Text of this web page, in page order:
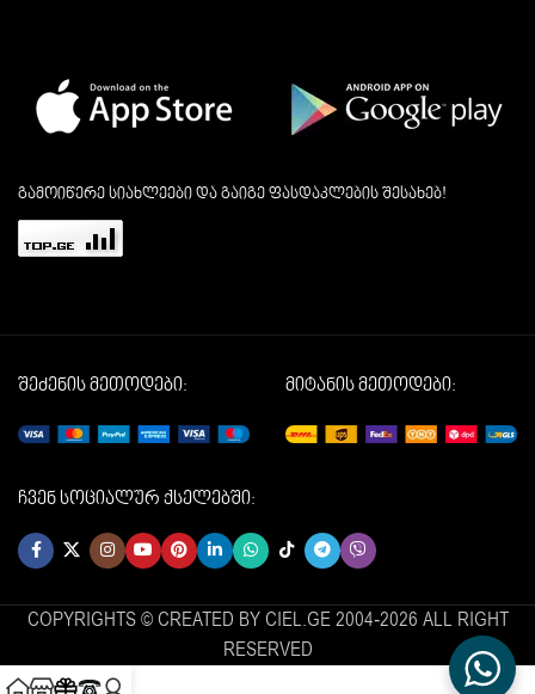
გამოიწერე სიახლეები და გაიგე ფასდაკლების შესახებ!
შეძენის მეთოდები: მიტანის მეთოდები:
ჩვენ სოციალურ ქსელებში:
COPYRIGHTS © CREATED BY CIEL.GE 2004-2026 ALL RIGHT
RESERVED